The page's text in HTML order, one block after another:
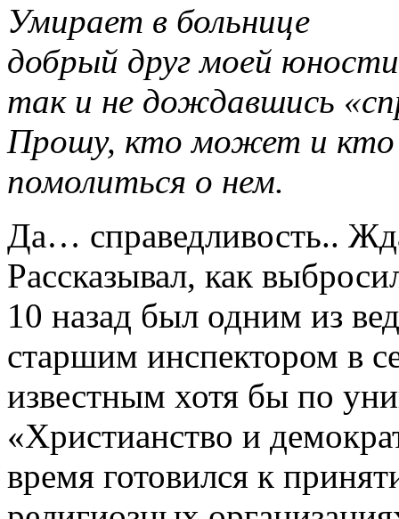
Умирает в больнице
добрый друг моей
так и не дождавшись
Прошу, кто может и кто
помолиться о нем.
Да… справедливость..
Рассказывал, как
10 назад был одним из
старшим инспектором в
известным хотя бы по
«Христианство и
время готовился к